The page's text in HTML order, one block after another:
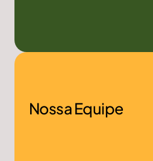
Nossa Equipe